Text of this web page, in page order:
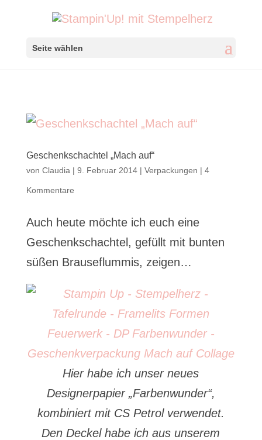
Seite wählen
Geschenkschachtel „Mach auf“
von Claudia | 9. Februar 2014| Verpackungen | 4
Kommentare
Auch heute möchte ich euch eine
Geschenkschachtel, gefüllt mit bunten
süßen Brauseflummis, zeigen…
Hier habe ich unser neues
Designerpapier „Farbenwunder“,
kombiniert mit CS Petrol verwendet.
Den Deckel habe ich aus unserem